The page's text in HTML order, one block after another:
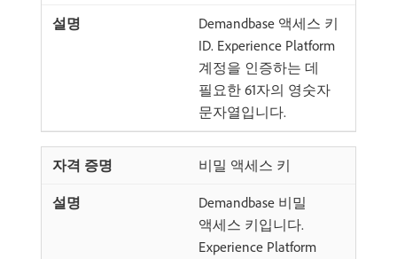
Demandbase 액세스 키
ID. Experience Platform
계정을 인증하는 데
필요한 61자의 영숫자
문자열입니다.
비밀 액세스 키
Demandbase 비밀
액세스 키입니다.
Experience Platform